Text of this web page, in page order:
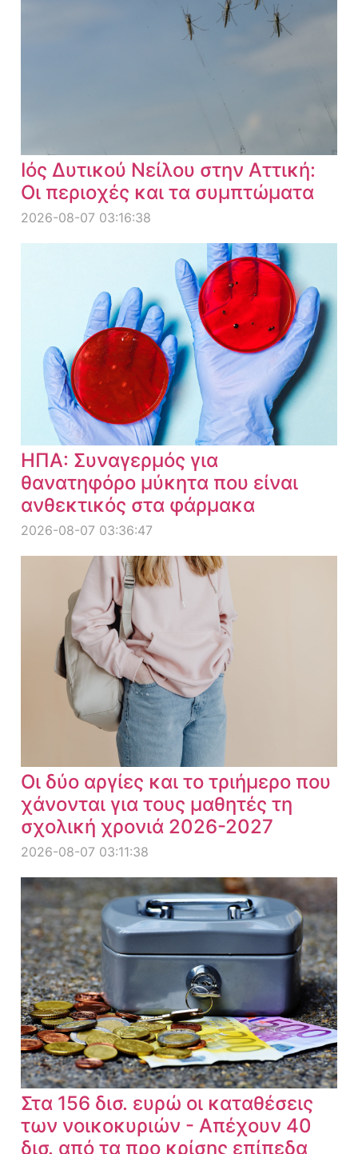
Ιός Δυτικού Νείλου στην Αττική:
Οι περιοχές και τα συμπτώματα
2026-08-07 03:16:38
ΗΠΑ: Συναγερμός για
θανατηφόρο μύκητα που είναι
ανθεκτικός στα φάρμακα
2026-08-07 03:36:47
Οι δύο αργίες και το τριήμερο που
χάνονται για τους μαθητές τη
σχολική χρονιά 2026-2027
2026-08-07 03:11:38
Στα 156 δισ. ευρώ οι καταθέσεις
των νοικοκυριών - Απέχουν 40
δισ. από τα προ κρίσης επίπεδα